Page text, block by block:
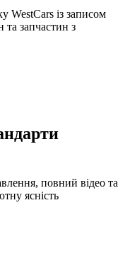
WestCars із записом
та запчастин з
повний відео та
ясність